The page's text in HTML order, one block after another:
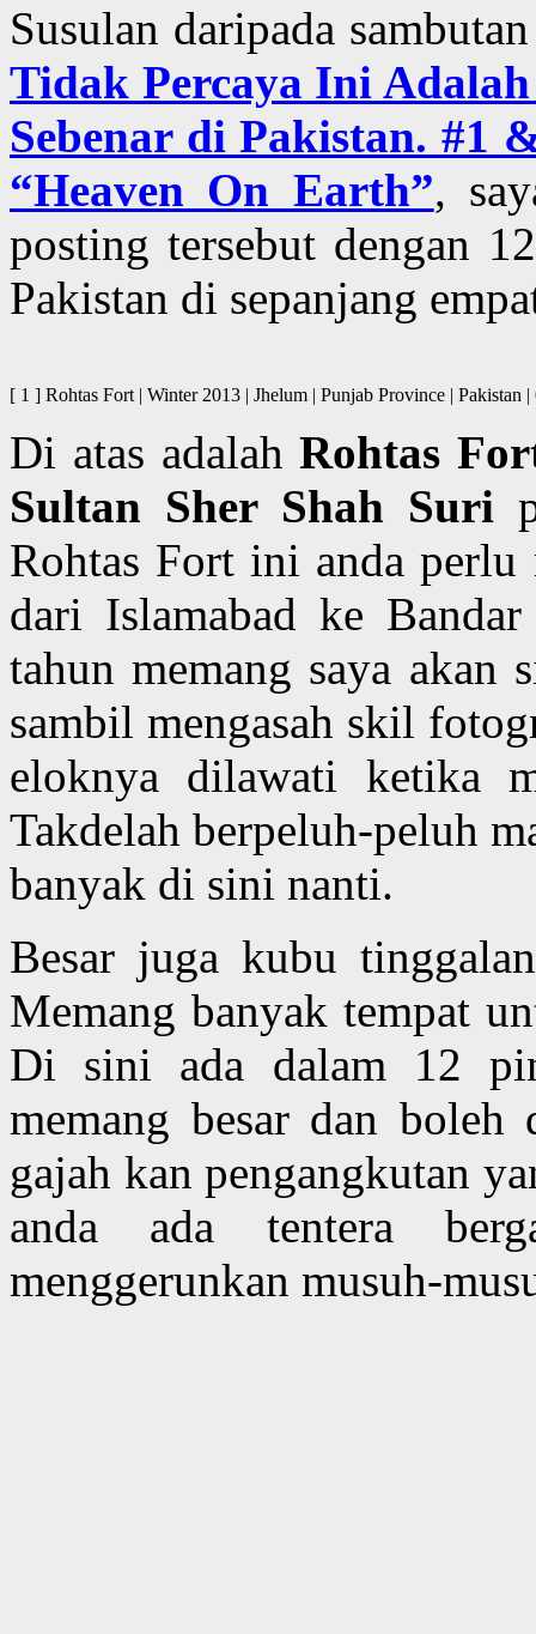
Susulan daripada
Tidak Percaya Ini
Sebenar di Pakistan. #1
“Heaven On Earth”,
posting tersebut dengan
Pakistan di sepanjang
[ 1 ] Rohtas Fort | Winter 2013 | Jhelum | Punjab Province |
Di atas adalahRohtas
Sultan Sher Shah Suri
Rohtas Fort ini anda
dari Islamabad ke
tahun memang saya
sambil mengasah skil
eloknya dilawati ketika
Takdelah berpeluh-peluh
banyak di sini nanti.
Besar juga kubu
Memang banyak tempat
Di sini ada dalam 12
memang besar dan
gajah kan pengangkutan
anda ada tentera
menggerunkan musuh-